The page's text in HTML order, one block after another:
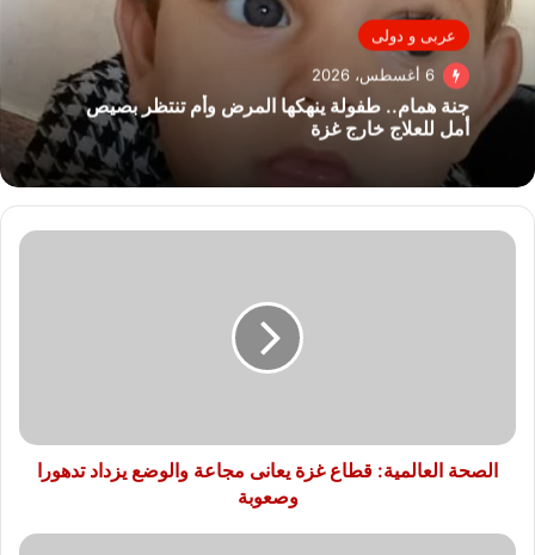
عربى و دولى
6 أغسطس، 2026
جنة همام.. طفولة ينهكها المرض وأم تنتظر بصيص
أمل للعلاج خارج غزة
الصحة
تدهورا
وصعوبة
الصحة العالمية: قطاع غزة يعانى مجاعة والوضع يزداد تدهورا
وصعوبة
مسلسل